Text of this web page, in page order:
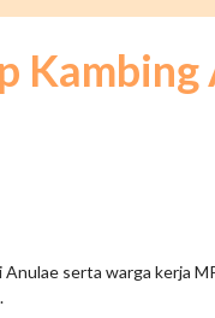
serta warga kerja